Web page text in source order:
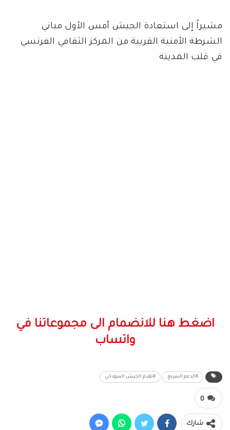
مشيراً إلى استعادة الجيش أمس الأول مباني
الشرطة الأمنية القريبة من المركز الثقافي الفرنسي
في قلب المدينة
اضغط هنا للانضمام الى مجموعاتنا في
واتساب
#الدعم السريع #تقدم الجيش السوداني
0
شارك